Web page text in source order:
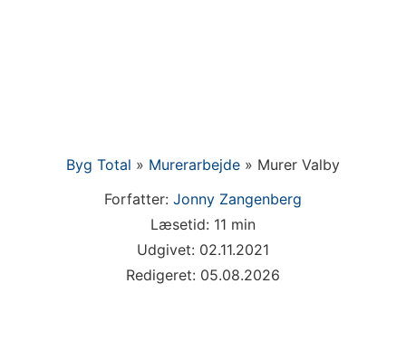
Byg Total » Murerarbejde » Murer Valby
Forfatter: Jonny Zangenberg
Læsetid: 11 min
Udgivet: 02.11.2021
Redigeret: 05.08.2026